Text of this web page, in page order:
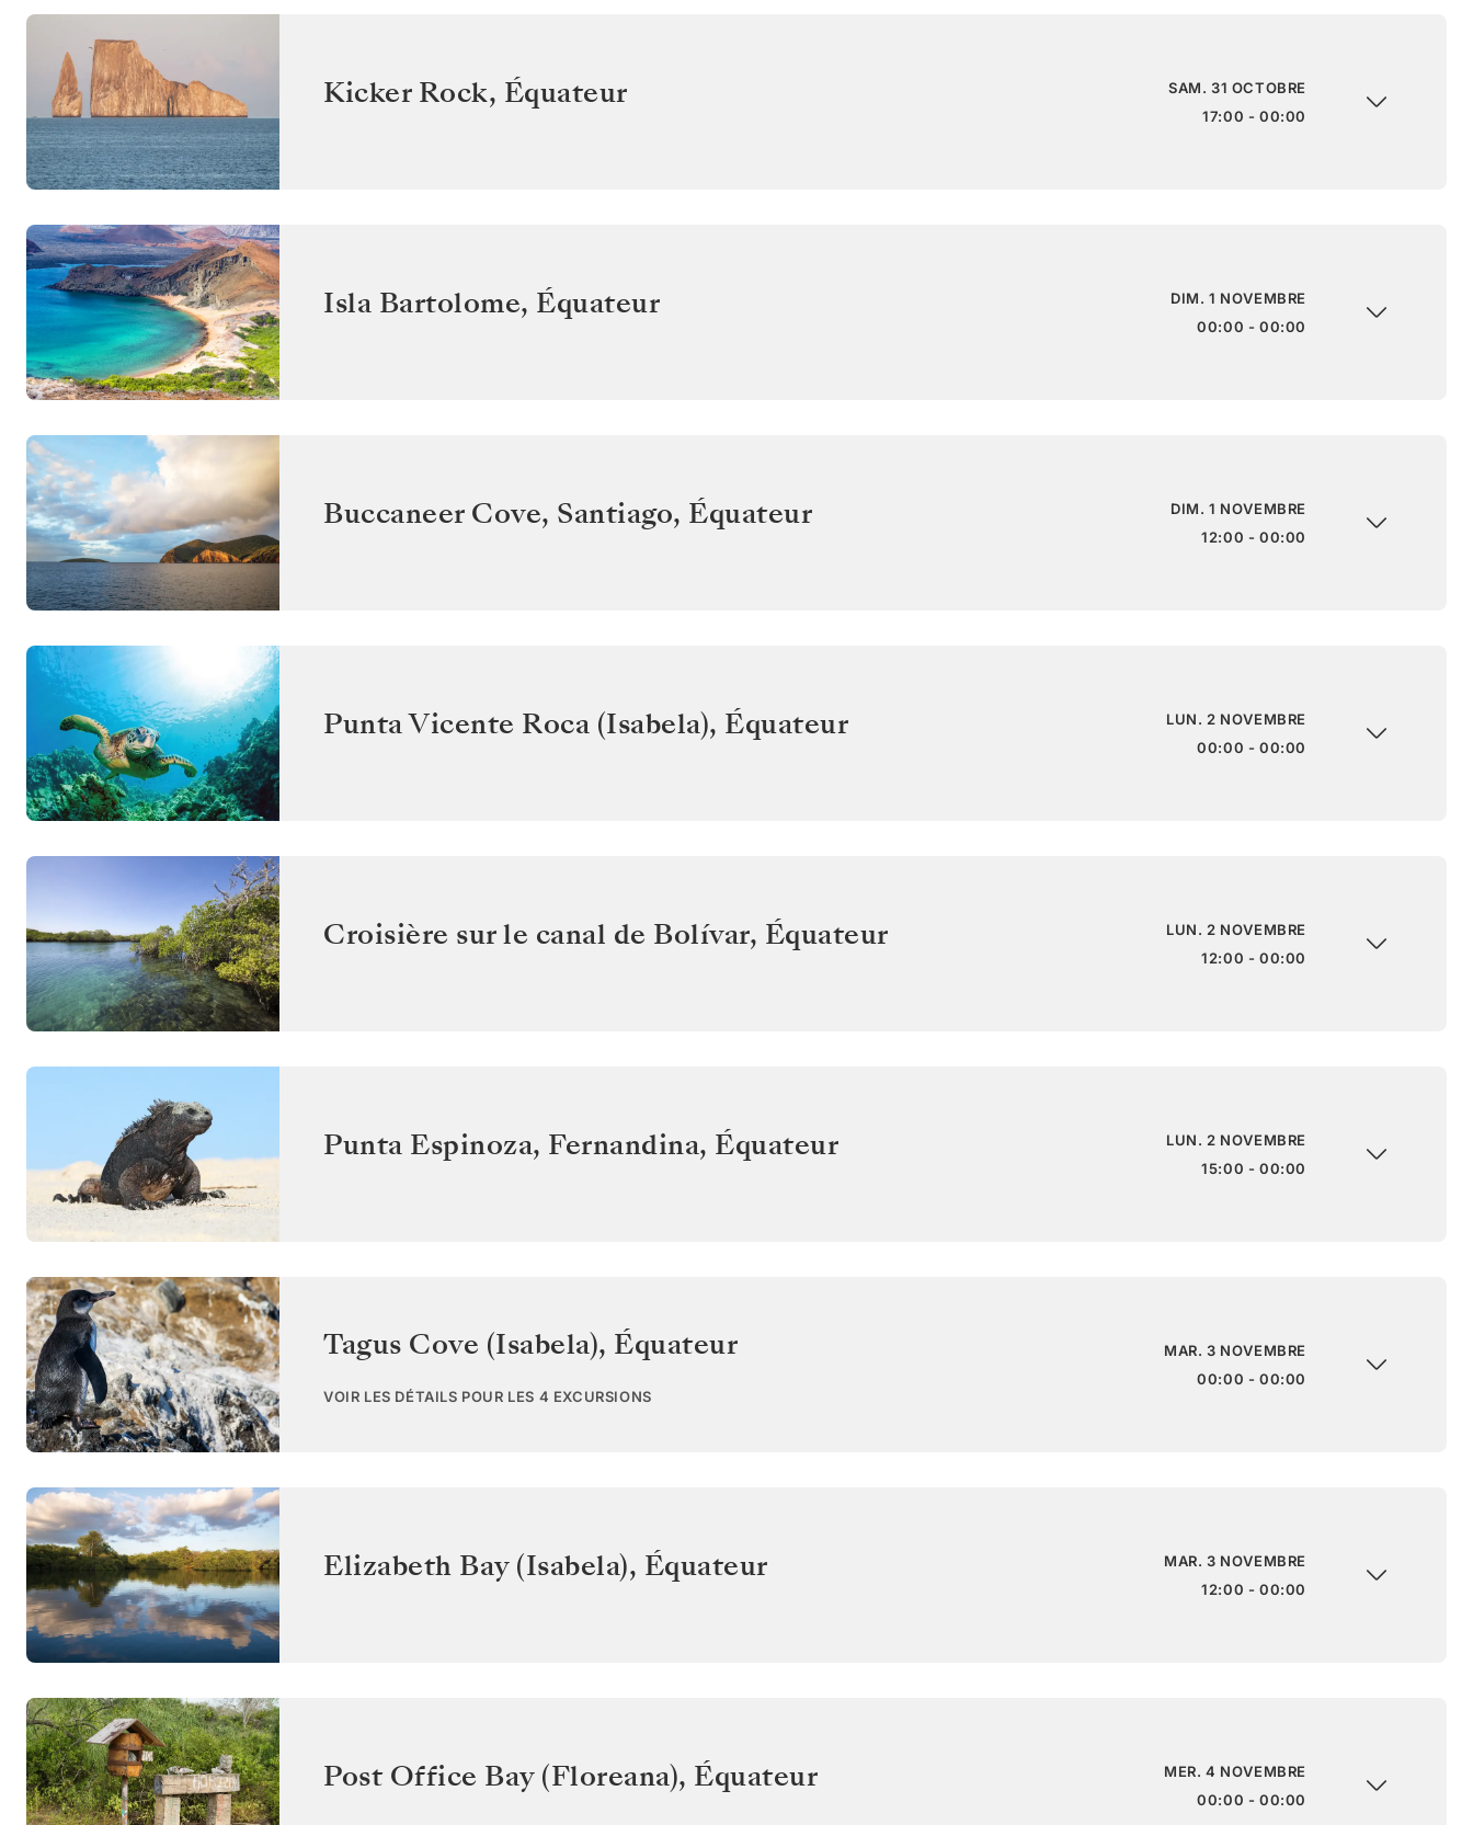
Kicker Rock, Équateur
SAM. 31 OCTOBRE
17:00 - 00:00
Isla Bartolome, Équateur
DIM. 1 NOVEMBRE
00:00 - 00:00
Buccaneer Cove, Santiago, Équateur
DIM. 1 NOVEMBRE
12:00 - 00:00
Punta Vicente Roca (Isabela), Équateur
LUN. 2 NOVEMBRE
00:00 - 00:00
Croisière sur le canal de Bolívar, Équateur
LUN. 2 NOVEMBRE
12:00 - 00:00
Punta Espinoza, Fernandina, Équateur
LUN. 2 NOVEMBRE
15:00 - 00:00
Tagus Cove (Isabela), Équateur
VOIR LES DÉTAILS POUR LES 4 EXCURSIONS
MAR. 3 NOVEMBRE
00:00 - 00:00
Elizabeth Bay (Isabela), Équateur
MAR. 3 NOVEMBRE
12:00 - 00:00
Post Office Bay (Floreana), Équateur
MER. 4 NOVEMBRE
00:00 - 00:00